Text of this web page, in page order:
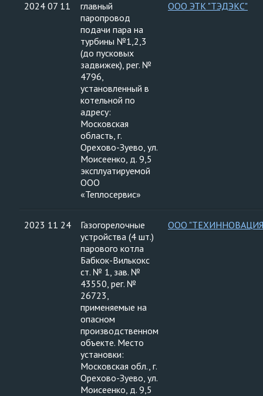
2024 07 11
главный
паропровод
подачи пара на
турбины №1,2,3
(до пусковых
задвижек), рег. №
4796,
установленный в
котельной по
адресу:
Московская
область, г.
Орехово-Зуево, ул.
Моисеенко, д. 9,5
эксплуатируемой
ООО
«Теплосервис»
ООО ЭТК "ТЭДЭКС"
2023 11 24
Газогорелочные
устройства (4 шт.)
парового котла
Бабкок-Вилькокс
ст. № 1, зав. №
43550, рег. №
26723,
применяемые на
опасном
производственном
объекте. Место
установки:
Московская обл., г.
Орехово-Зуево, ул.
Моисеенко, д. 9,5
ООО